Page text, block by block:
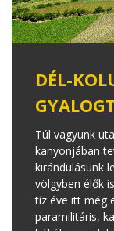
DÉL-
Túl vagyunk
kanyonjában
kirándulásunk
völgyben élők
tíz éve itt még
paramilitáris,